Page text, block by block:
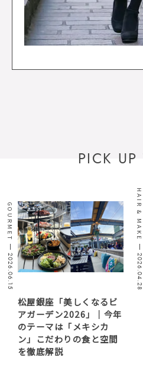
PICK UP
GOURMET
2026.06.15
松屋銀座「美しくなるビ
アガーデン2026」｜今年
のテーマは「メキシカ
ン」こだわりの食と空間
を徹底解説
HAIR & MAKE
2026.04.28